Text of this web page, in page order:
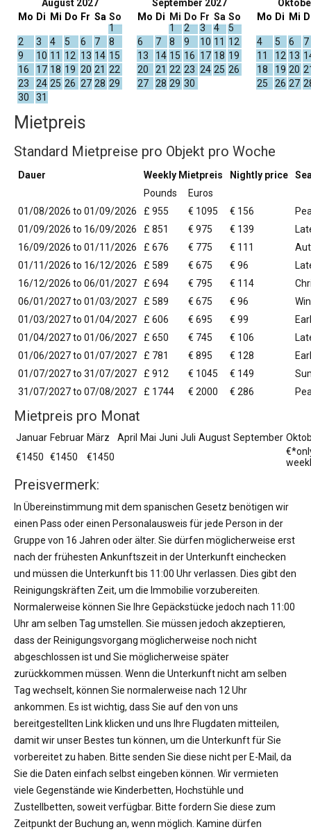
August 2027
Mo Di Mi Do Fr Sa So
1
2
3 4 5 6 7
8
9
10 11 12 13 14 15
16
17 18 19 20 21 22
23
24 25 26 27 28 29
30
31
September 2027
Mo Di
Mi
1
Do
2
Fr
3
Sa
4
So
5
6
7 8 9 10 11 12
13
14 15 16 17 18 19
20
21 22 23 24 25 26
27
28 29 30
Mo Di Mi
4 5 6
7
11
12 13
18
19 20
25
26 27
Mietpreis
Standard Mietpreise pro Objekt pro Woche
Dauer Weekly Mietpreis Nightly price
Pounds
Euros
01/08/2026 to 01/09/2026
£ 955 € 1095 € 156
01/09/2026 to 16/09/2026
£ 851 € 975 € 139
16/09/2026 to 01/11/2026
£ 676 € 775 € 111
01/11/2026 to 16/12/2026
£ 589 € 675 € 96
16/12/2026 to 06/01/2027
£ 694 € 795 € 114
06/01/2027 to 01/03/2027
£ 589 € 675 € 96
01/03/2027 to 01/04/2027
£ 606 € 695 € 99
01/04/2027 to 01/06/2027
£ 650 € 745 € 106
01/06/2027 to 01/07/2027
£ 781 € 895 € 128
01/07/2027 to 31/07/2027
£ 912 € 1045 € 149
31/07/2027 to 07/08/2027
£ 1744 € 2000 € 286
Mietpreis pro Monat
Januar Februar März April Mai Juni Juli August September
€1450
€1450 €1450
Preisvermerk:
In Übereinstimmung mit dem spanischen Gesetz benötigen wir
einen Pass oder einen Personalausweis für jede Person in der
Gruppe von 16 Jahren oder älter. Sie dürfen möglicherweise erst
nach der frühesten Ankunftszeit in der Unterkunft einchecken
und müssen die Unterkunft bis 11:00 Uhr verlassen. Dies gibt den
Reinigungskräften Zeit, um die Immobilie vorzubereiten.
Normalerweise können Sie Ihre Gepäckstücke jedoch nach 11:00
Uhr am selben Tag umstellen. Sie müssen jedoch akzeptieren,
dass der Reinigungsvorgang möglicherweise noch nicht
abgeschlossen ist und Sie möglicherweise später
zurückkommen müssen. Wenn die Unterkunft nicht am selben
Tag wechselt, können Sie normalerweise nach 12 Uhr
ankommen. Es ist wichtig, dass Sie auf den von uns
bereitgestellten Link klicken und uns Ihre Flugdaten mitteilen,
damit wir unser Bestes tun können, um die Unterkunft für Sie
vorbereitet zu haben. Bitte senden Sie diese nicht per E-Mail, da
Sie die Daten einfach selbst eingeben können. Wir vermieten
viele Gegenstände wie Kinderbetten, Hochstühle und
Zustellbetten, soweit verfügbar. Bitte fordern Sie diese zum
Zeitpunkt der Buchung an, wenn möglich. Kamine dürfen